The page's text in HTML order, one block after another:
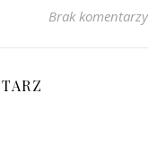
Brak komentarzy